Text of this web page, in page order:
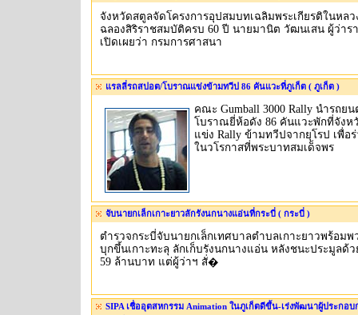
จังหวัดสตูลจัดโครงการอุปสมบทเฉลิมพระเกียรติในหลว
ฉลองสิริราชสมบัติครบ 60 ปี นายมานิต วัฒนเสน ผู้ว่าร
เปิดเผยว่า กรมการศาสนา
แรลลี่รถสปอต/โบราณแข่งข้ามทวีป 86 คันแวะที่ภูเก็ต ( ภูเก็ต )
คณะ Gumball 3000 Rally นำรถย
โบราณยี่ห้อดัง 86 คันแวะพักที่จังห
แข่ง Rally ข้ามทวีปจากยุโรป เพื่อ
ในวโรกาสที่พระบาทสมเด็จพร
จับนายกเล็กเกาะยาวลักรังนกนางแอ่นที่กระบี่ ( กระบี่ )
ตำรวจกระบี่จับนายกเล็กเทศบาลตำบลเกาะยาวพร้อม
บุกขึ้นเกาะทะลุ ลักเก็บรังนกนางแอ่น หลังชนะประมูลด้
59 ล้านบาท แต่ผู้ว่าฯ สั่�
SIPA เชื่ออุตสหกรรม Animation ในภูเก็ตดีขึ้น-เร่งพัฒนาผู้ประกอบ